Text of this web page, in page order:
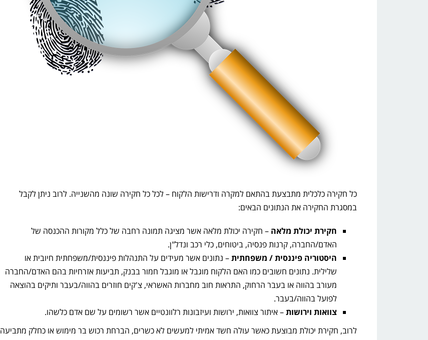
כל חקירה כלכלית מתבצעת בהתאם למקרה ודרישות הלקוח – לכל כל חקירה שונה מהשנייה. לרוב ניתן לקבל
במסגרת החקירה את הנתונים הבאים:
חקירת יכולת מלאה – חקירה יכולת מלאה אשר מציגה תמונה רחבה של כלל מקורות ההכנסה של
האדם/החברה, קרנות פנסיה, ביטוחים, כלי רכב ונדל"ן.
היסטוריה פיננסית / משפחתית– נתונים אשר מעידים על התנהלות פיננסית/משפחתית חיובית או
שלילית. נתונים חשובים כמו האם הלקוח מוגבל או מוגבל חמור בבנק, תביעות אזרחיות בהם האדם/החברה
מעורב בהווה או בעבר הרחוק, התראות חוב מחברות האשראי, צ'קים חוזרים בהווה/בעבר ותיקים בהוצאה
לפועל בהווה/בעבר.
צוואות וירושות– איתור צוואות, ירושות ועיזבונות רלוונטיים אשר רשומים על שם אדם כלשהו.
לרוב, חקירת יכולת מבוצעת כאשר עולה חשד אמיתי למעשים לא כשרים, הברחת רכוש בר מימוש או כחלק מתביעה